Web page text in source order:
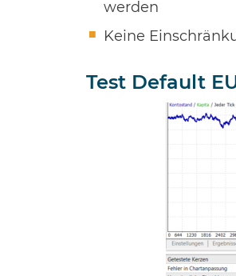
werden
Keine
Test Default